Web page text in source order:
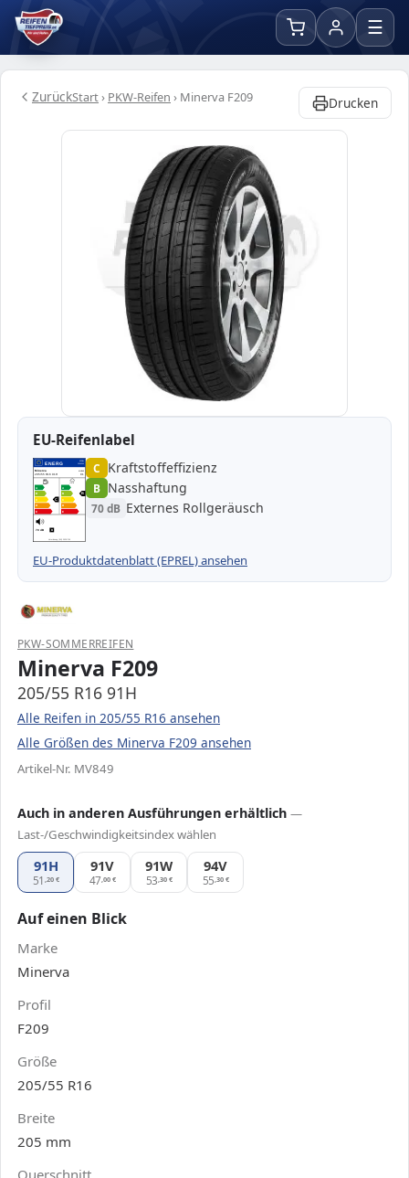
☰
ZurückStart› PKW-Reifen › Minerva F209 Drucken
EU-Reifenlabel
ENERG 1000000
Minerva MV849
205/55 R16 91H C1
A
B
C
C
D
E
A
B
B
C
D
E
70 dB B
Verordnung (EU) 2020/740
C Kraftstoffeffizienz
B Nasshaftung
70 dB Externes Rollgeräusch
EU-Produktdatenblatt (EPREL) ansehen
PKW-SOMMERREIFEN
Minerva F209
205/55 R16 91H
Alle Reifen in 205/55 R16 ansehen
Alle Größen des Minerva F209 ansehen
Artikel-Nr. MV849
Auch in anderen Ausführungen erhältlich —
Last-/Geschwindigkeitsindex wählen
91H
51,20 €
91V
47,00 €
Minerva F209 205/55 R16, Ausführung 91V
91W
53,30 €
Minerva F209 205/55 R16, Ausführung
94V
55,30 €
Minerva F209 205/55 R16,
Auf einen Blick
Marke
Minerva
Profil
F209
Größe
205/55 R16
Breite
205 mm
Querschnitt